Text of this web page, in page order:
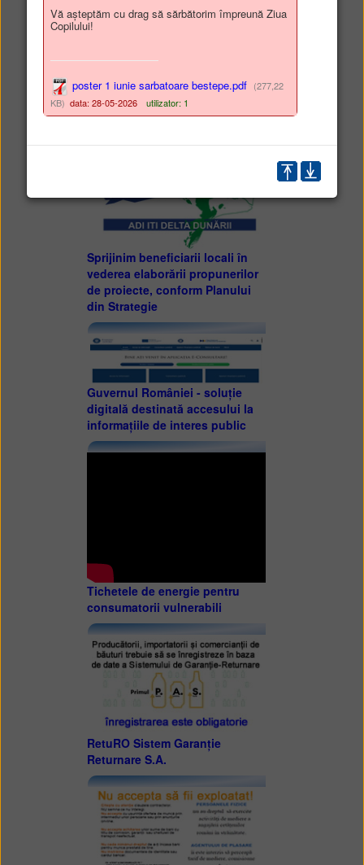
Sprijinim beneficiarii locali în
vederea elaborării propunerilor
de proiecte, conform Planului
din Strategie
Guvernul României - soluție
digitală destinată accesului la
informațiile de interes public
Tichetele de energie pentru
consumatorii vulnerabili
RetuRO Sistem Garanție
Returnare S.A.
Vă așteptăm cu drag să sărbătorim împreună Ziua
Copilului!
poster 1 iunie sarbatoare bestepe.pdf (277,22
KB) data: 28-05-2026 utilizator: 1